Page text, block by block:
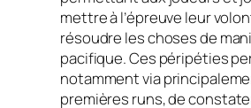
mettre à l’épreuve leur
résoudre les choses de
pacifique. Ces péripéties
notamment via
premières runs, de